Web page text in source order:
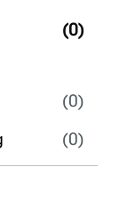
(0)
(0)
(0)